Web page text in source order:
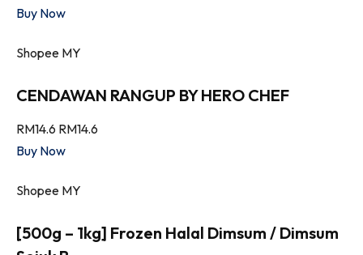
Buy Now
Shopee MY
CENDAWAN RANGUP BY HERO CHEF
RM14.6 RM14.6
Buy Now
Shopee MY
[500g – 1kg] Frozen Halal Dimsum / Dimsum